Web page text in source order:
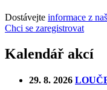
Dostávejte informace z
Chci se zaregistrovat
Kalendář akcí
29. 8. 2026